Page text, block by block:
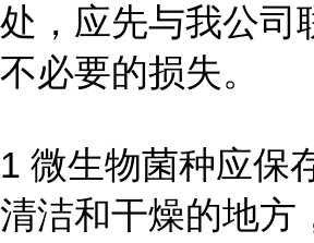
处，应先与我公司
不必要的损失。
1 微生物菌种应保
清洁和干燥的地方